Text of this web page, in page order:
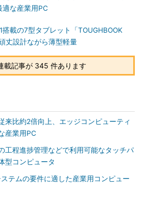
適な産業用PC
搭載の7型タブレット「TOUGHBOOK
丈設計ながら薄型軽量
載記事が 345 件あります
来比約2倍向上、エッジコンピューティ
産業用PC
工程進捗管理などで利用可能なタッチパ
型コンピュータ
テムの要件に適した産業用コンピュー